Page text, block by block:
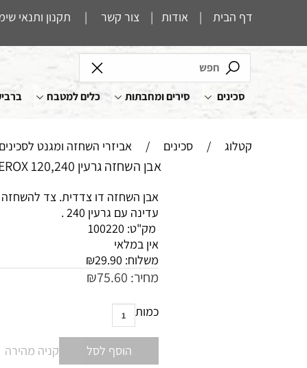
דף הבית | אודות | צור קשר | תקנון ותנאי
סכינים סירים ומחבתות כלים למטבח
קטלוג / סכינים / אביזרי השחזה ומגנט לסכינים
אבן השחזה גרעין 120,240 BEROX
עדינה עם גרעין 240 .
מק"ט: 100220
אין במלאי
משלוח:
₪29.90
מחיר: ₪75.60
כמות
הוסף לסל קניה מהירה